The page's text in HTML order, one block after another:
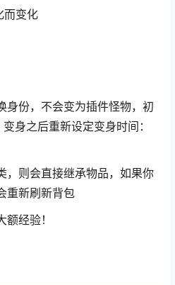
而变化
身份，不会变为插件怪物，初
身之后重新设定变身时间：
，则会直接继承物品，如果你
重新刷新背包
经验！